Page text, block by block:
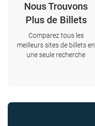
Nous Trouvons
Plus de Billets
Comparez tous les
meilleurs sites de billets en
une seule recherche